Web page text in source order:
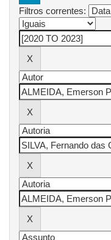
Filtros correntes: